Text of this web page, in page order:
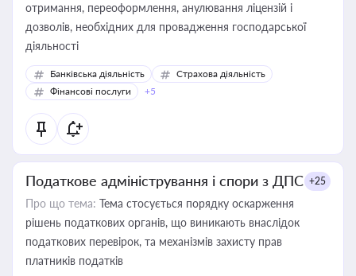
отримання, переоформлення, анулювання ліцензій і
дозволів, необхідних для провадження господарської
діяльності
Банківська діяльність
Страхова діяльність
Фінансові послуги
+5
Податкове адміністрування і спори з ДПС +25
Про що тема: Тема стосується порядку оскарження
рішень податкових органів, що виникають внаслідок
податкових перевірок, та механізмів захисту прав
платників податків